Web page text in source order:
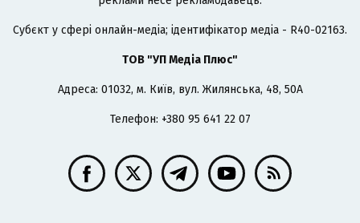
Cубєкт у сфері онлайн-медіа; ідентифікатор медіа - R40-02163.
ТОВ "УП Медіа Плюс"
Адреса: 01032, м. Київ, вул. Жилянська, 48, 50А
Телефон: +380 95 641 22 07